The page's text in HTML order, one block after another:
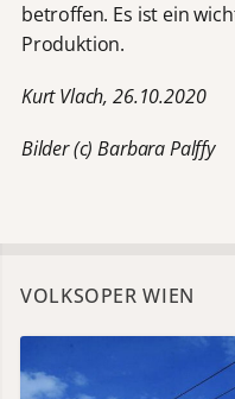
betroffen. Es ist ein
Produktion.
Kurt Vlach, 26.10.2020
Bilder (c) Barbara Palffy
VOLKSOPER WIEN